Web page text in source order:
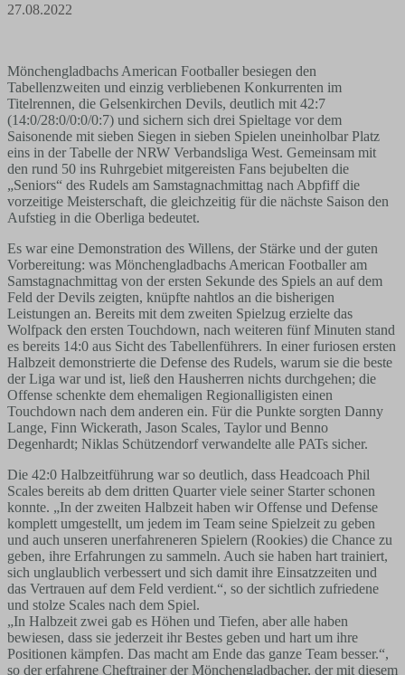
27.08.2022
Mönchengladbachs American Footballer besiegen den
Tabellenzweiten und einzig verbliebenen Konkurrenten im
Titelrennen, die Gelsenkirchen Devils, deutlich mit 42:7
(14:0/28:0/0:0/0:7) und sichern sich drei Spieltage vor dem
Saisonende mit sieben Siegen in sieben Spielen uneinholbar Platz
eins in der Tabelle der NRW Verbandsliga West. Gemeinsam mit
den rund 50 ins Ruhrgebiet mitgereisten Fans bejubelten die
„Seniors“ des Rudels am Samstagnachmittag nach Abpfiff die
vorzeitige Meisterschaft, die gleichzeitig für die nächste Saison den
Aufstieg in die Oberliga bedeutet.
Es war eine Demonstration des Willens, der Stärke und der guten
Vorbereitung: was Mönchengladbachs American Footballer am
Samstagnachmittag von der ersten Sekunde des Spiels an auf dem
Feld der Devils zeigten, knüpfte nahtlos an die bisherigen
Leistungen an. Bereits mit dem zweiten Spielzug erzielte das
Wolfpack den ersten Touchdown, nach weiteren fünf Minuten stand
es bereits 14:0 aus Sicht des Tabellenführers. In einer furiosen ersten
Halbzeit demonstrierte die Defense des Rudels, warum sie die beste
der Liga war und ist, ließ den Hausherren nichts durchgehen; die
Offense schenkte dem ehemaligen Regionalligisten einen
Touchdown nach dem anderen ein. Für die Punkte sorgten Danny
Lange, Finn Wickerath, Jason Scales, Taylor und Benno
Degenhardt; Niklas Schützendorf verwandelte alle PATs sicher.
Die 42:0 Halbzeitführung war so deutlich, dass Headcoach Phil
Scales bereits ab dem dritten Quarter viele seiner Starter schonen
konnte. „In der zweiten Halbzeit haben wir Offense und Defense
komplett umgestellt, um jedem im Team seine Spielzeit zu geben
und auch unseren unerfahreneren Spielern (Rookies) die Chance zu
geben, ihre Erfahrungen zu sammeln. Auch sie haben hart trainiert,
sich unglaublich verbessert und sich damit ihre Einsatzzeiten und
das Vertrauen auf dem Feld verdient.“, so der sichtlich zufriedene
und stolze Scales nach dem Spiel.
„In Halbzeit zwei gab es Höhen und Tiefen, aber alle haben
bewiesen, dass sie jederzeit ihr Bestes geben und hart um ihre
Positionen kämpfen. Das macht am Ende das ganze Team besser.“,
so der erfahrene Cheftrainer der Mönchengladbacher, der mit diesem